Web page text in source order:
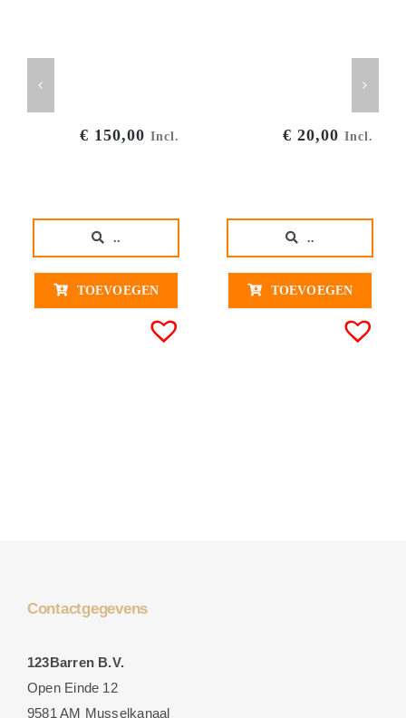
€ 150,00 Incl.
..
TOEVOEGEN
€ 20,00 Incl.
..
TOEVOEGEN
Contactgegevens
123Barren B.V.
Open Einde 12
9581 AM Musselkanaal